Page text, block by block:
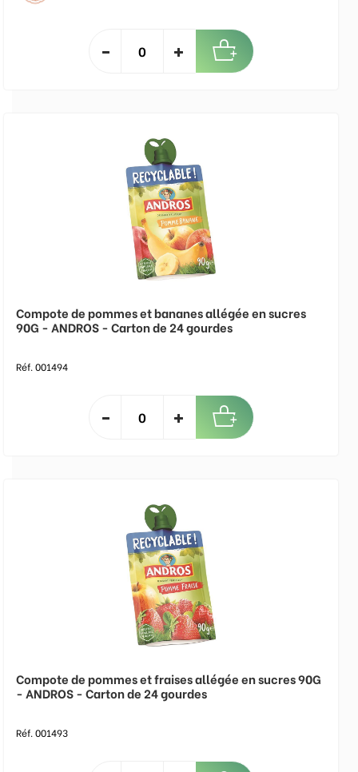
Compote de pommes et bananes allégée en sucres
90G - ANDROS - Carton de 24 gourdes
Réf. 001494
Compote de pommes et fraises allégée en sucres 90G
- ANDROS - Carton de 24 gourdes
Réf. 001493